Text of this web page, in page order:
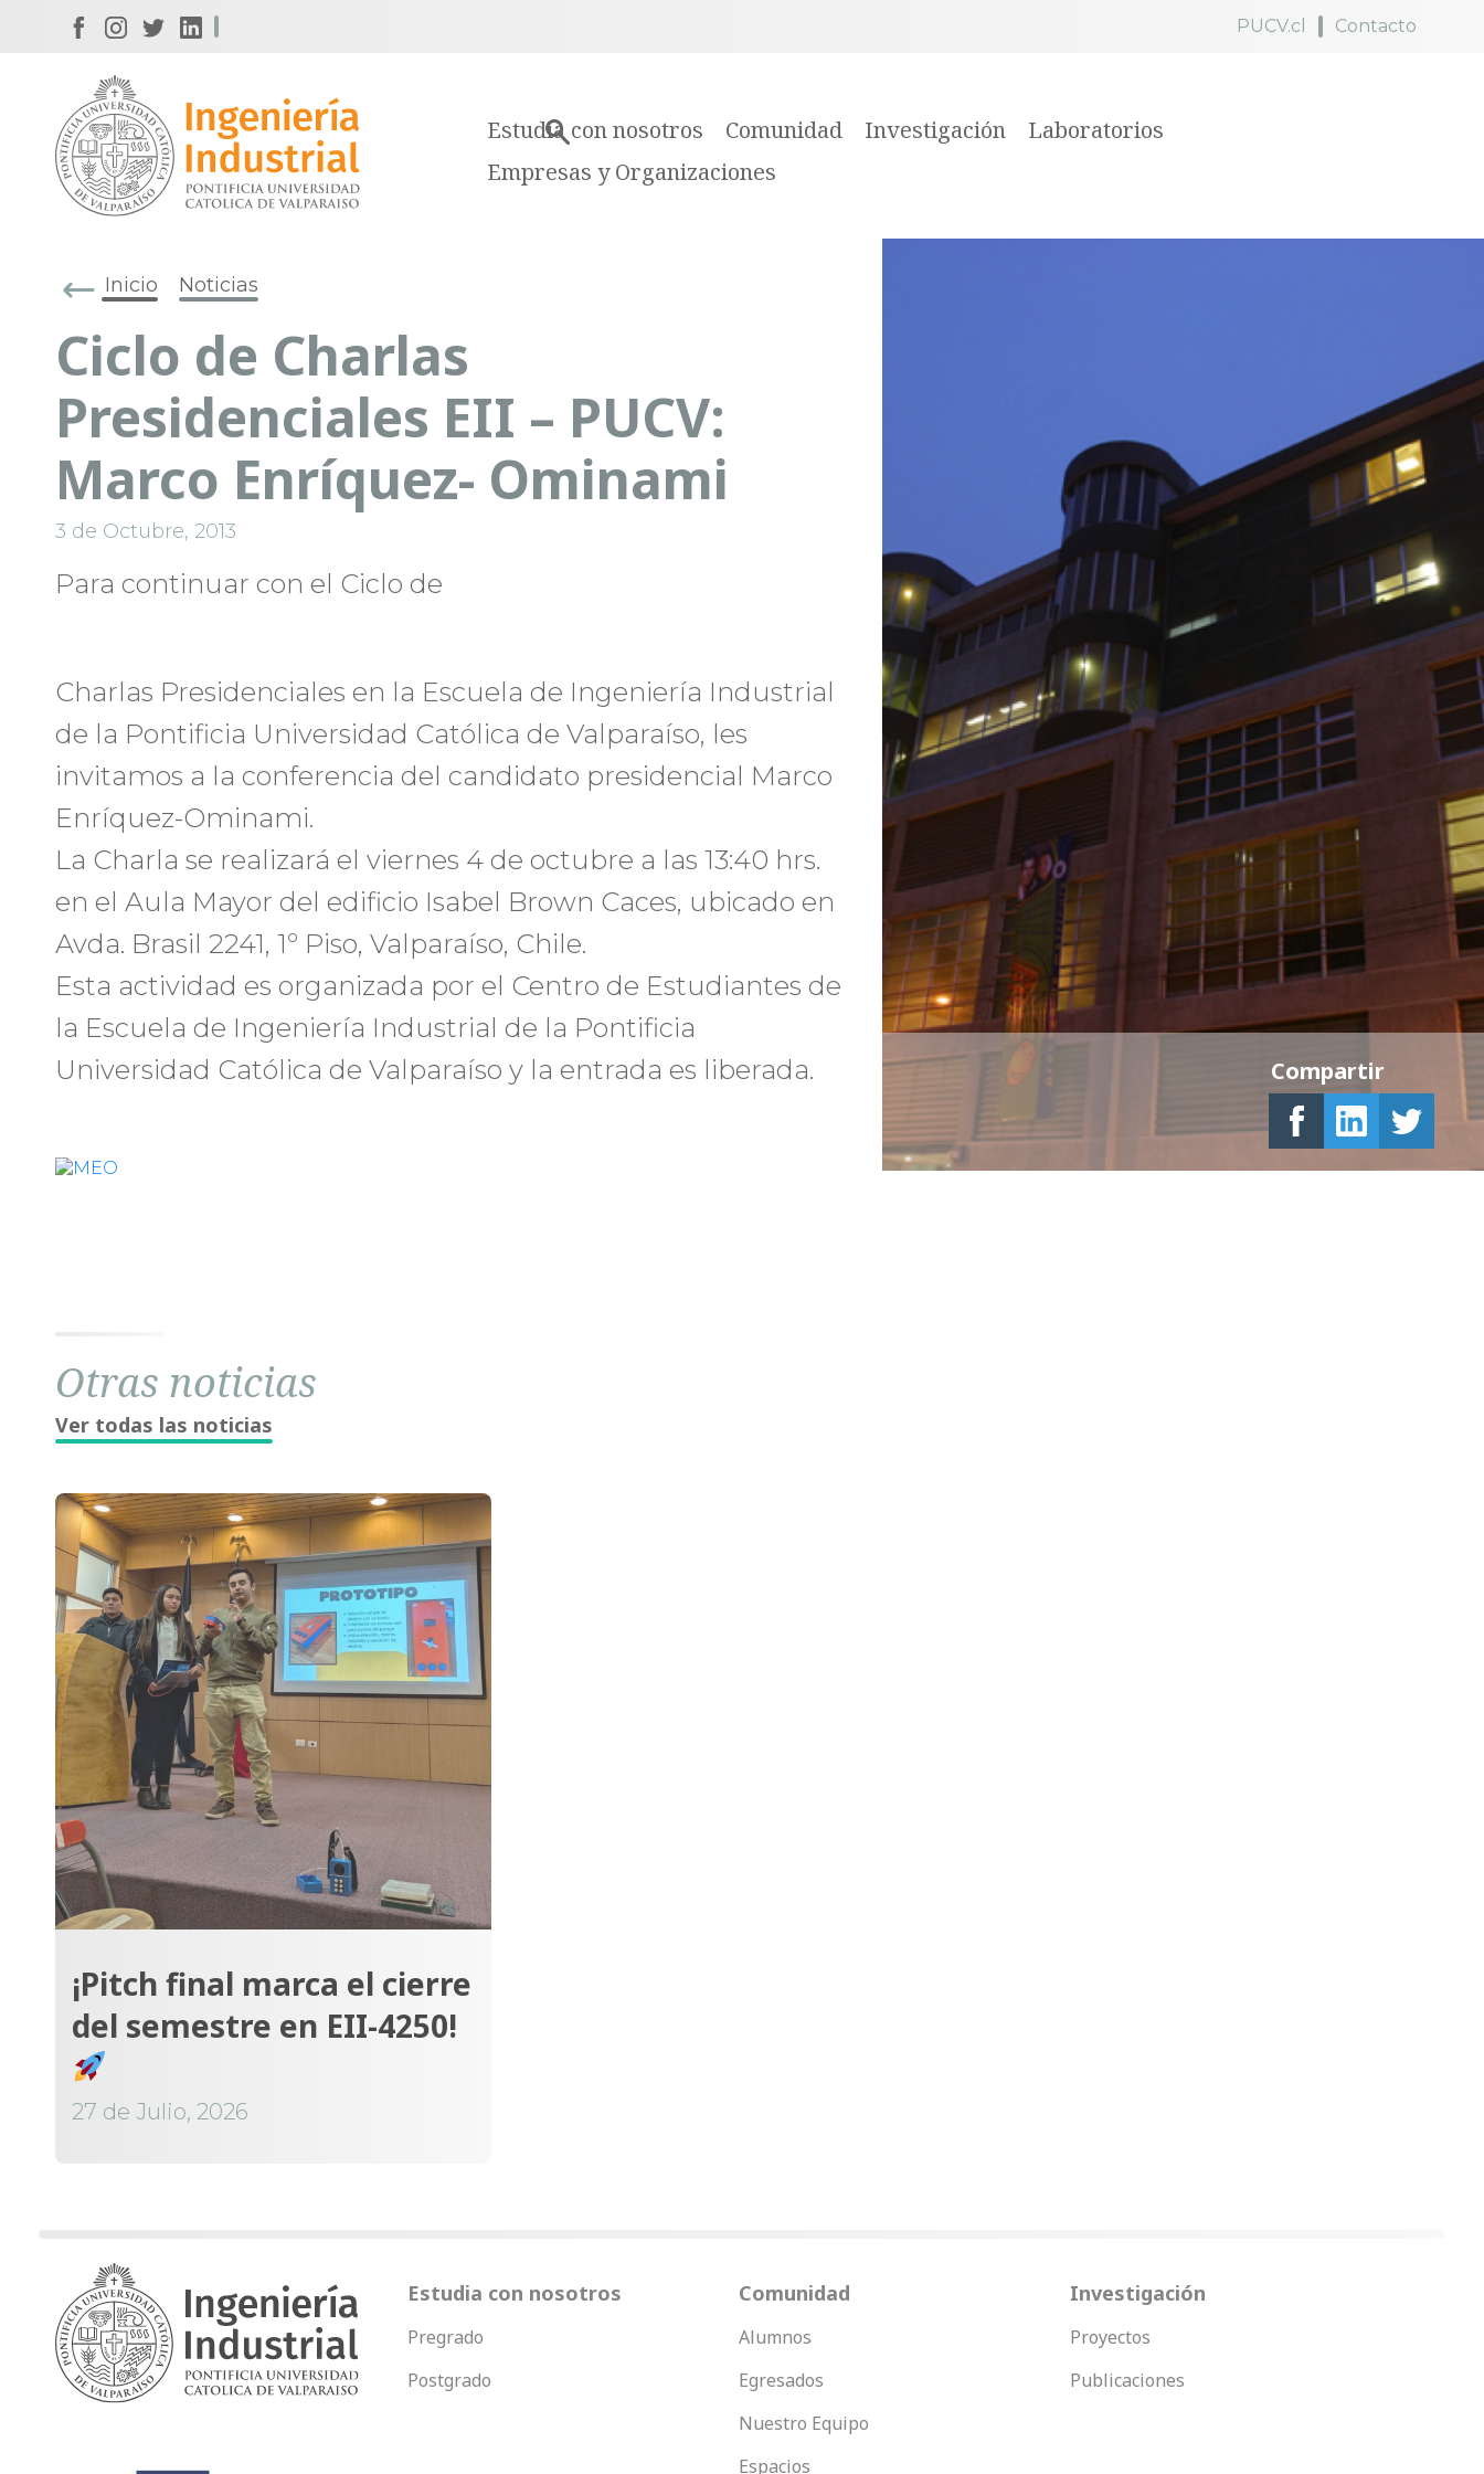
PUCV.cl Contacto
Estudia con nosotros Comunidad Investigación
Laboratorios
Empresas y Organizaciones
Inicio Noticias
Ciclo de Charlas
Presidenciales EII – PUCV:
Marco Enríquez- Ominami
3 de Octubre, 2013
Para continuar con el Ciclo de
Charlas Presidenciales en la Escuela de Ingeniería Industrial
de la Pontificia Universidad Católica de Valparaíso, les
invitamos a la conferencia del candidato presidencial Marco
Enríquez-Ominami.
La Charla se realizará el viernes 4 de octubre a las 13:40 hrs.
en el Aula Mayor del edificio Isabel Brown Caces, ubicado en
Avda. Brasil 2241, 1º Piso, Valparaíso, Chile.
Esta actividad es organizada por el Centro de Estudiantes de
la Escuela de Ingeniería Industrial de la Pontificia
Universidad Católica de Valparaíso y la entrada es liberada.
Compartir
Otras noticias
Ver todas las noticias
¡Pitch final marca el cierre
del semestre en EII-4250!
27 de Julio, 2026
Estudia con nosotros
Pregrado
Postgrado
Comunidad
Alumnos
Egresados
Nuestro Equipo
Espacios
Investigación
Proyectos
Publicaciones